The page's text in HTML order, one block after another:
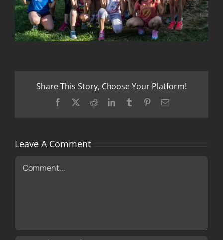
Share This Story, Choose Your Platform!
Facebook RedditLinkedInTumblr PinterestEmail
Leave A Comment